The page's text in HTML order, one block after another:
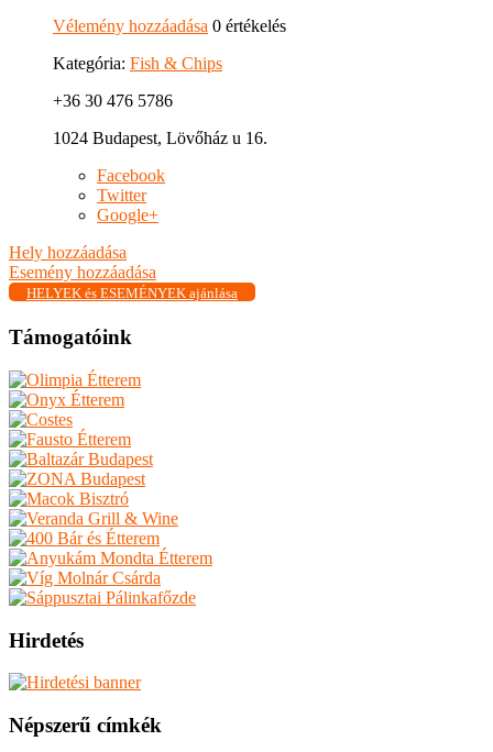
Vélemény hozzáadása 0 értékelés
Kategória: Fish & Chips
+36 30 476 5786
1024 Budapest, Lövőház u 16.
Facebook
Twitter
Google+
Hely hozzáadása
Esemény hozzáadása
HELYEK és ESEMÉNYEK ajánlása
Támogatóink
Hirdetés
Népszerű címkék